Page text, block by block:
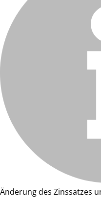
Änderung des Zinssatzes